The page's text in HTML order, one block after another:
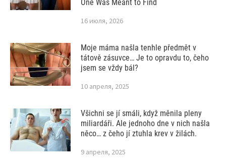
One Was Meant to Find
16 июля, 2026
Moje máma našla tenhle předmět v
tátově zásuvce… Je to opravdu to, čeho
jsem se vždy bál?
10 апреля, 2025
Všichni se jí smáli, když měnila pleny
miliardáři. Ale jednoho dne v nich našla
něco… z čeho jí ztuhla krev v žilách.
9 апреля, 2025